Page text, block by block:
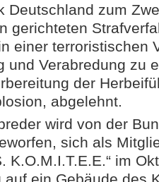
Deutschland zum
gerichteten
einer terroristischen
und Verabredung zu
der
abgelehnt.
wird von der
sich als
K.O.M.I.T.E.E.“ im